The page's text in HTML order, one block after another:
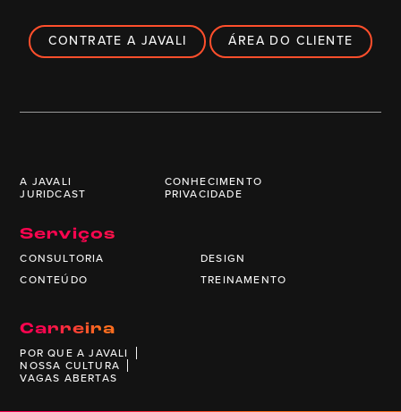
CONTRATE A JAVALI ÁREA DO CLIENTE
A JAVALI CONHECIMENTO
JURIDCAST PRIVACIDADE
Serviços
CONSULTORIA
DESIGN
CONTEÚDO
TREINAMENTO
Carreira
POR QUE A JAVALI
NOSSA CULTURA
VAGAS ABERTAS